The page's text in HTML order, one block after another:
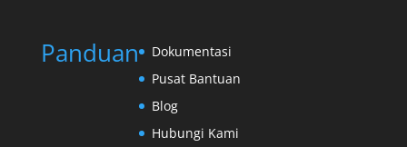
Panduan
Dokumentasi
Pusat Bantuan
Blog
Hubungi Kami